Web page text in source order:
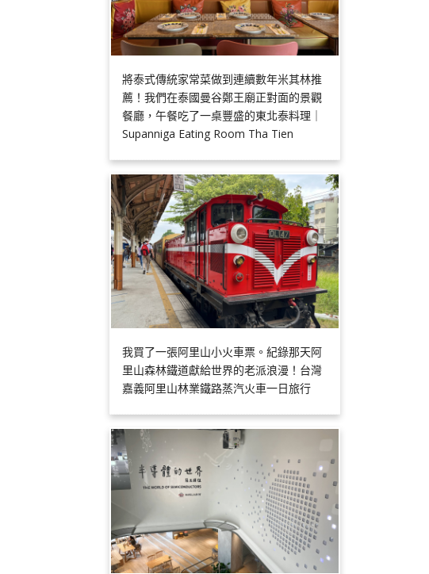
將泰式傳統家常菜做到連續數年米其林推
薦！我們在泰國曼谷鄭王廟正對面的景觀
餐廳，午餐吃了一桌豐盛的東北泰料理｜
Supanniga Eating Room Tha Tien
我買了一張阿里山小火車票。紀錄那天阿
里山森林鐵道獻給世界的老派浪漫！台灣
嘉義阿里山林業鐵路蒸汽火車一日旅行